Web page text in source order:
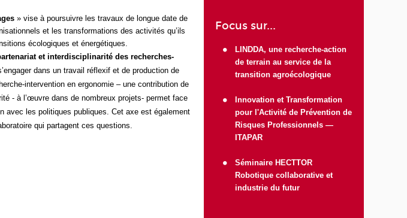
» vise à poursuivre les travaux de longue date de
et les transformations des activités qu’ils
écologiques et énergétiques.
et interdisciplinarité des recherches-
dans un travail réflexif et de production de
intervention en ergonomie – une contribution de
- à l’œuvre dans de nombreux projets- permet face
avec les politiques publiques. Cet axe est également
qui partagent ces questions.
Focus sur...
LINDDA, une recherche-action
de terrain au service de la
transition agroécologique
Innovation et Transformation
pour l'Activité de Prévention de
Risques Professionnels —
ITAPAR
Séminaire HECTTOR
Robotique collaborative et
industrie du futur